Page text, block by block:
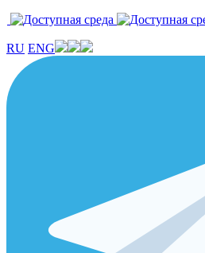
RU ENG